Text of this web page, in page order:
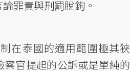
罪責與刑罰脫鉤。
在泰國的適用範圍極其狹
察官提起的公訴或是單純的